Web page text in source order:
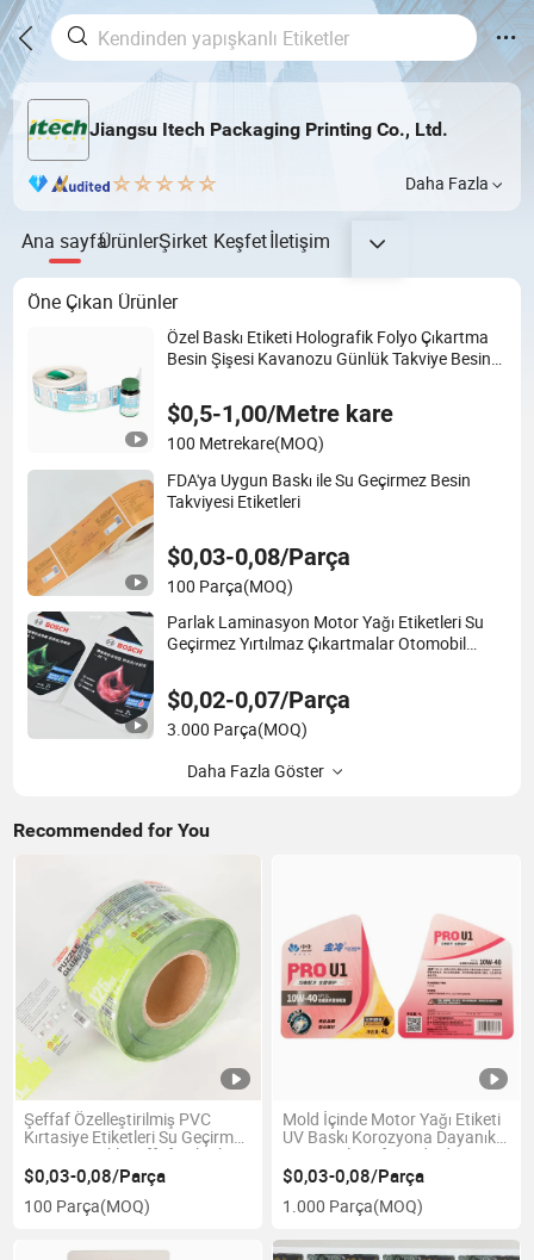
Jiangsu Itech Packaging Printing Co., Ltd.
Daha Fazla
Ana sayfaÜrünlerŞirket Keşfetİletişim
Öne Çıkan Ürünler
Özel Baskı Etiketi Holografik Folyo Çıkartma
Besin Şişesi Kavanozu Günlük Takviye Besin
$0,5-1,00/Metre kare
100 Metrekare(MOQ)
FDA'ya Uygun Baskı ile Su Geçirmez Besin
Takviyesi Etiketleri
$0,03-0,08/Parça
100 Parça(MOQ)
Parlak Laminasyon Motor Yağı Etiketleri Su
Geçirmez Yırtılmaz Çıkartmalar Otomobil
$0,02-0,07/Parça
3.000 Parça(MOQ)
Daha Fazla Göster
Recommended for You
Şeffaf Özelleştirilmiş PVC
Kırtasiye Etiketleri Su Geçirmez
Yağ Dayanıklı Şeffaf Etiketler
Ruloda
$0,03-0,08/Parça
100 Parça(MOQ)
Mold İçinde Motor Yağı Etiketi
UV Baskı Korozyona Dayanıklı
Kimyasal Sınıf Kendinden
Yapışkanlı Etiketler
$0,03-0,08/Parça
1.000 Parça(MOQ)